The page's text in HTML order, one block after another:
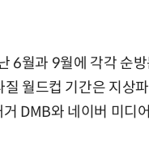
6월과 9월에 각각 순
월드컵 기간은 지상
DMB와 네이버 미디